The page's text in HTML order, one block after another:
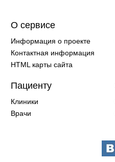
О сервисе
Информация о проекте
Контактная информация
HTML карты сайта
Пациенту
Клиники
Врачи